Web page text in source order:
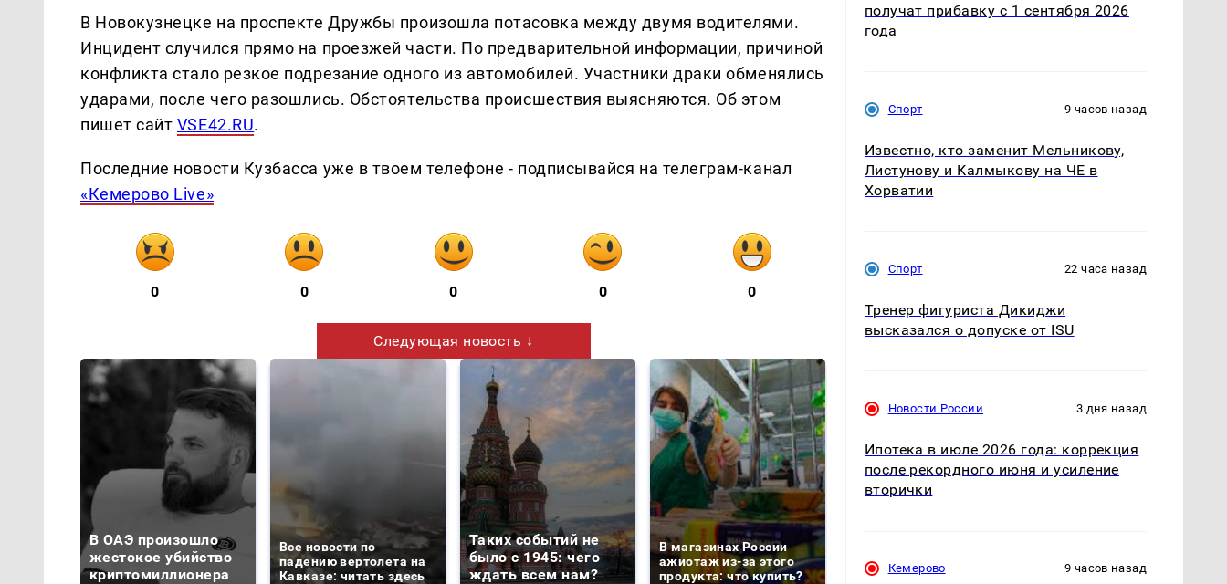
В Новокузнецке на проспекте Дружбы произошла потасовка между двумя водителями.
Инцидент случился прямо на проезжей части. По предварительной информации, причиной
конфликта стало резкое подрезание одного из автомобилей. Участники драки обменялись
ударами, после чего разошлись. Обстоятельства происшествия выясняются. Об этом
пишет сайт VSE42.RU.
Последние новости Кузбасса уже в твоем телефоне - подписывайся на телеграм-канал
«Кемерово Live»
0 0 0 0 0
Следующая новость ↓
В ОАЭ произошло
жестокое убийство
криптомиллионера
Все новости по
падению вертолета на
Кавказе: читать здесь
Таких событий не
было с 1945: чего
ждать всем нам?
В магазинах России
ажиотаж из-за этого
продукта: что купить?
подожгли.
России: Европа?
получат прибавку с 1 сентября 2026
года
Спорт 9 часов назад
Известно, кто заменит Мельникову,
Листунову и Калмыкову на ЧЕ в
Хорватии
Спорт 22 часа назад
Тренер фигуриста Дикиджи
высказался о допуске от ISU
Новости России 3 дня назад
Ипотека в июле 2026 года: коррекция
после рекордного июня и усиление
вторички
Кемерово 9 часов назад